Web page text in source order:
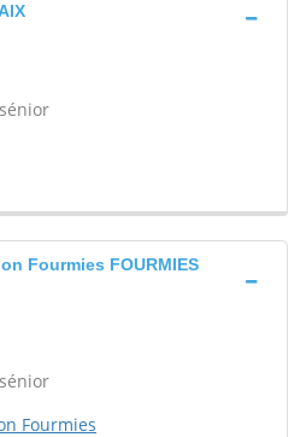
Fourmies FOURMIES
Fourmies